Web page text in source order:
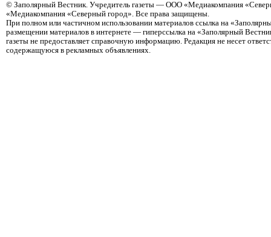
© Заполярный Вестник. Учредитель газеты — ООО «Медиакомпания
«Медиакомпания «Северный город». Все права защищены.
При полном или частичном использовании материалов ссылка на
размещении материалов в интернете — гиперссылка на «Заполярный
газеты не предоставляет справочную информацию. Редакция не несет
содержащуюся в рекламных объявлениях.